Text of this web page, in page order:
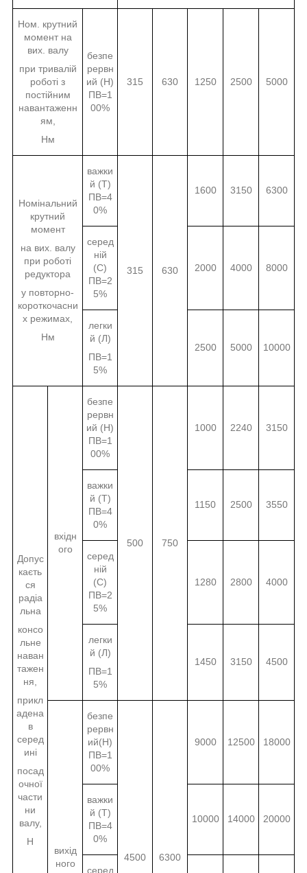
Ном. крутний
момент на
вих. валу
при тривалій
роботі з
постійним
навантаженн
ям,
Нм
безпе
рервн
ий (Н)
ПВ=1
00%
315 630 1250 2500 5000
Номінальний
крутний
момент
на вих. валу
при роботі
редуктора
у повторно-
короткочасни
х режимах,
Нм
важки
й (Т)
ПВ=4
0%
315 630
1600 3150 6300
серед
ній
(С)
ПВ=2
5%
2000 4000 8000
легки
й (Л)
ПВ=1
5%
2500 5000 10000
Допус
каєть
ся
радіа
льна
консо
льне
наван
тажен
ня,
прикл
адена
в
серед
ині
посад
очної
части
ни
валу,
Н
вхідн
ого
безпе
рервн
ий (Н)
ПВ=1
00%
500 750
1000 2240 3150
важки
й (Т)
ПВ=4
0%
1150 2500 3550
серед
ній
(С)
ПВ=2
5%
1280 2800 4000
легки
й (Л)
ПВ=1
5%
1450 3150 4500
вихід
ного
безпе
рервн
ий(Н)
ПВ=1
00%
4500 6300
9000 12500 18000
важки
й (Т)
ПВ=4
0%
10000 14000 20000
серед